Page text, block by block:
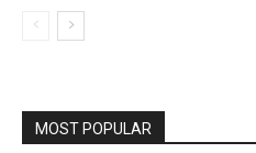
MOST POPULAR